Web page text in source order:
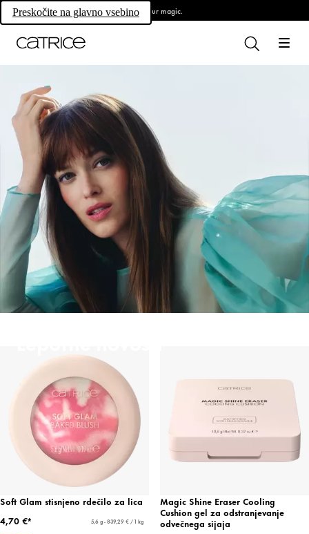
Preskočite na glavno vsebinoOwn your magic.
Soft Glam stisnjeno rdečilo za lica
4,70 €*
5,6 g - 839,29 € / 1 kg
Magic Shine Eraser Cooling
Cushion gel za odstranjevanje
odvečnega sijaja